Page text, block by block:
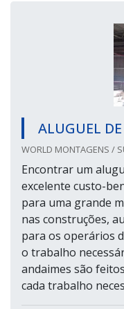
ALUGUEL
WORLD MONTAGENS /
Encontrar um
excelente custo-
para uma grande
nas construções,
para os operários
o trabalho
andaimes são
cada trabalho